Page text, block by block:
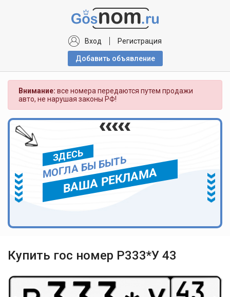
Вход Регистрация
Добавить объявлениe
Внимание: все номера передаются путем продажи
авто, не нарушая законы РФ!
ЗДЕСЬ
МОГЛА БЫ БЫТЬ
ВАША РЕКЛАМА
Купить гос номер Р333*У 43